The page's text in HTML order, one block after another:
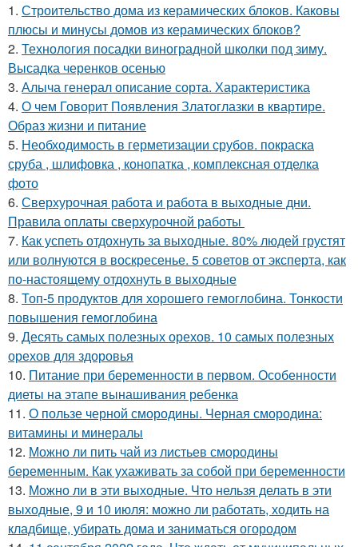
1. Строительство дома из керамических блоков. Каковы
плюсы и минусы домов из керамических блоков?
2. Технология посадки виноградной школки под зиму.
Высадка черенков осенью
3. Алыча генерал описание сорта. Характеристика
4. О чем Говорит Появления Златоглазки в квартире.
Образ жизни и питание
5. Необходимость в герметизации срубов. покраска
сруба , шлифовка , конопатка , комплексная отделка
фото
6. Сверхурочная работа и работа в выходные дни.
Правила оплаты сверхурочной работы
7. Как успеть отдохнуть за выходные. 80% людей грустят
или волнуются в воскресенье. 5 советов от эксперта, как
по-настоящему отдохнуть в выходные
8. Топ-5 продуктов для хорошего гемоглобина. Тонкости
повышения гемоглобина
9. Десять самых полезных орехов. 10 самых полезных
орехов для здоровья
10. Питание при беременности в первом. Особенности
диеты на этапе вынашивания ребенка
11. О пользе черной смородины. Черная смородина:
витамины и минералы
12. Можно ли пить чай из листьев смородины
беременным. Как ухаживать за собой при беременности
13. Можно ли в эти выходные. Что нельзя делать в эти
выходные, 9 и 10 июля: можно ли работать, ходить на
кладбище, убирать дома и заниматься огородом